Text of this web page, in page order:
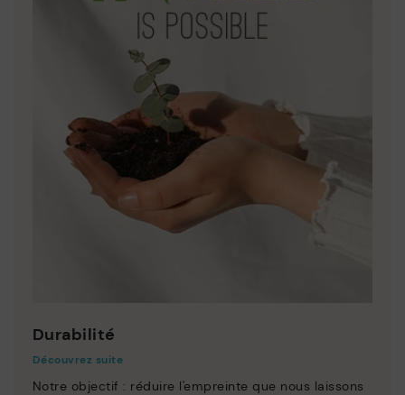
Durabilité
Découvrez suite
Notre objectif : réduire l'empreinte que nous laissons